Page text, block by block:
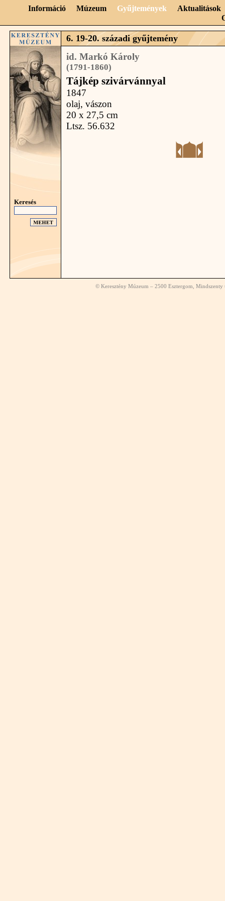
Információ Múzeum Gyűjtemények
Aktualitások
Keresés
6. 19-20. századi gyűjtemény
id. Markó Károly
(1791-1860)
Tájkép szivárvánnyal
1847
olaj, vászon
20 x 27,5 cm
Ltsz. 56.632
© Keresztény Múzeum – 2500 Esztergom,